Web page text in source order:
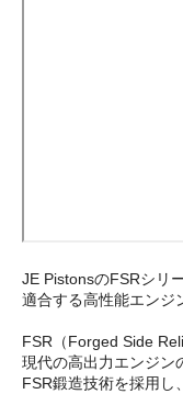
JE PistonsのFSRシリ
適合する高性能エンジ
FSR（Forged Side
現代の高出力エンジン
FSR鍛造技術を採用し